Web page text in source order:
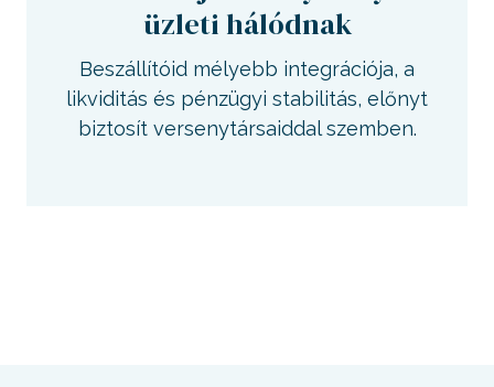
üzleti hálódnak
Beszállítóid mélyebb integrációja, a
likviditás és pénzügyi stabilitás, előnyt
biztosít versenytársaiddal szemben.